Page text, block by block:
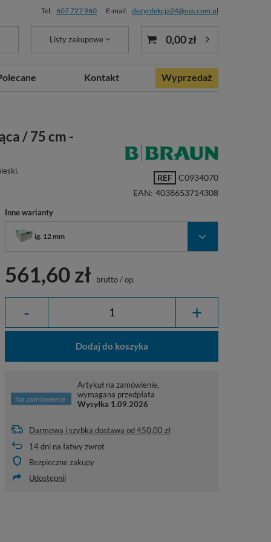
Tel. 607 727 960 E-mail: dezynfekcja24@oss.com.pl
Listy zakupowe 0,00 zł
Kontakt Wyprzedaż
/ 75 cm -
REF C0934070
EAN: 4038653714308
Inne warianty
ig. 12 mm
561,60 zł brutto/op.
- +
Dodaj do koszyka
Artykuł na zamówienie,
wymagana przedpłata
Wysyłka 1.09.2026
Darmowa i szybka dostawa od450,00 zł
14dni na łatwy zwrot
Bezpieczne zakupy
Udostępnij